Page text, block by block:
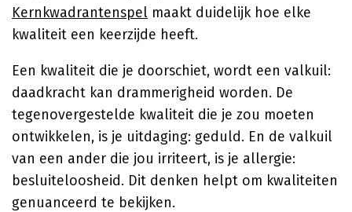
Kernkwadrantenspel maakt duidelijk hoe elke
kwaliteit een keerzijde heeft.
Een kwaliteit die je doorschiet, wordt een valkuil:
daadkracht kan drammerigheid worden. De
tegenovergestelde kwaliteit die je zou moeten
ontwikkelen, is je uitdaging: geduld. En de valkuil
van een ander die jou irriteert, is je allergie:
besluiteloosheid. Dit denken helpt om kwaliteiten
genuanceerd te bekijken.